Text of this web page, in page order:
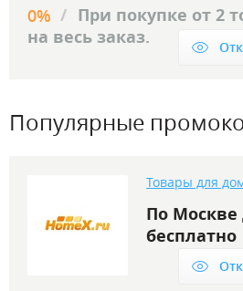
0% / При покупке от 2
на весь заказ.
Популярные
Товары для
По Москве
бесплатно